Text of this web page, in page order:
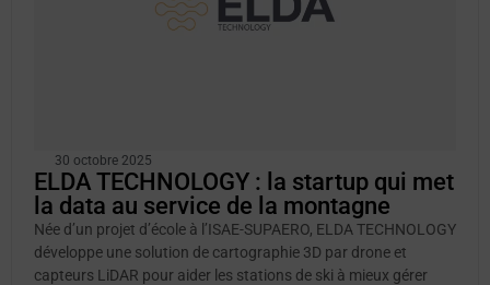
30 octobre 2025
ELDA TECHNOLOGY : la startup qui met
la data au service de la montagne
Née d’un projet d’école à l’ISAE-SUPAERO, ELDA TECHNOLOGY
développe une solution de cartographie 3D par drone et
capteurs LiDAR pour aider les stations de ski à mieux gérer